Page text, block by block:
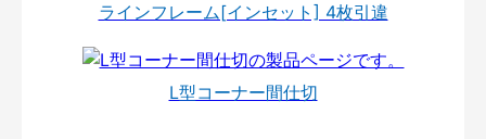
ラインフレーム[インセット] 4枚引違
L型コーナー間仕切